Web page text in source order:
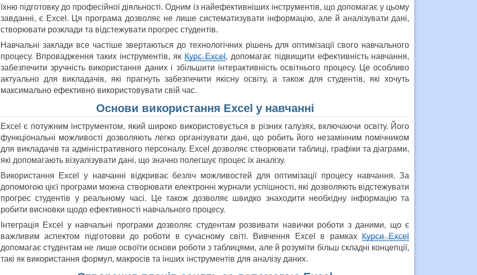
їхню підготовку до професійної діяльності. Одним із найефективніших інструментів, що допомагає у цьому
завданні, є Excel. Ця програма дозволяє не лише систематизувати інформацію, але й аналізувати дані,
створювати розклади та відстежувати прогрес студентів.
Навчальні заклади все частіше звертаються до технологічних рішень для оптимізації свого навчального
процесу. Впровадження таких інструментів, якКурс Excel, допомагає підвищити ефективність навчання,
забезпечити зручність використання даних і збільшити інтерактивність освітнього процесу. Це особливо
актуально для викладачів, які прагнуть забезпечити якісну освіту, а також для студентів, які хочуть
максимально ефективно використовувати свій час.
Основи використання Excel у навчанні
Excel є потужним інструментом, який широко використовується в різних галузях, включаючи освіту. Його
функціональні можливості дозволяють легко організувати дані, що робить його незамінним помічником
для викладачів та адміністративного персоналу. Excel дозволяє створювати таблиці, графіки та діаграми,
які допомагають візуалізувати дані, що значно полегшує процес їх аналізу.
Використання Excel у навчанні відкриває безліч можливостей для оптимізації процесу навчання. За
допомогою цієї програми можна створювати електронні журнали успішності, які дозволяють відстежувати
прогрес студентів у реальному часі. Це також дозволяє швидко знаходити необхідну інформацію та
робити висновки щодо ефективності навчального процесу.
Інтеграція Excel у навчальні програми дозволяє студентам розвивати навички роботи з даними, що є
важливим аспектом підготовки до роботи в сучасному світі. Вивчення Excel в рамках Курси Excel
допомагає студентам не лише освоїти основи роботи з таблицями, але й розуміти більш складні концепції,
такі як використання формул, макросів та інших інструментів для аналізу даних.